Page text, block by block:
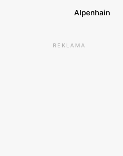
Alpenhain
REKLAMA